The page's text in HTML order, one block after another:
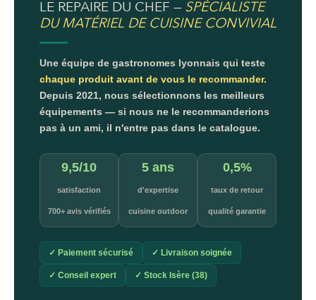
LE REPAIRE DU CHEF — SPÉCIALISTE
DU MATÉRIEL DE CUISINE CONVIVIAL
Une équipe de gastronomes lyonnais qui teste
chaque produit avant de vous le recommander.
Depuis 2021, nous sélectionnons les meilleurs
équipements — si nous ne le recommanderions
pas à un ami, il n'entre pas dans le catalogue.
9,5/10
satisfaction
700+ avis vérifiés
5 ans
d'expertise
cuisine outdoor
0,5%
taux de retour
qualité garantie
✓ Paiement sécurisé ✓ Livraison soignée
✓ Conseil expert ✓ Stock Isère (38)